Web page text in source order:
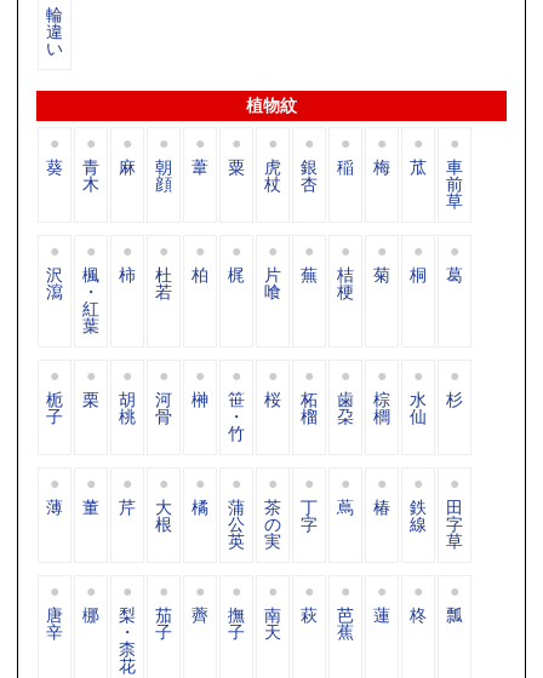
輪
違
い
植物紋
葵 青
木
麻 朝
顔
葦 粟 虎
杖
銀
杏
稲 梅 苽 車
前
草
沢
瀉
楓
・
紅
葉
柿 杜
若
柏 梶 片
喰
蕪 桔
梗
菊 桐 葛
栀
子
栗 胡
桃
河
骨
榊 笹
・
竹
桜 柘
榴
歯
朶
棕
櫚
水
仙
杉
薄 董 芹 大
根
橘 蒲
公
英
茶
の
実
丁
字
蔦 椿 鉄
線
田
字
草
唐
辛
梛 梨
・
柰
花
茄
子
薺 撫
子
南
天
萩 芭
蕉
蓮 柊 瓢